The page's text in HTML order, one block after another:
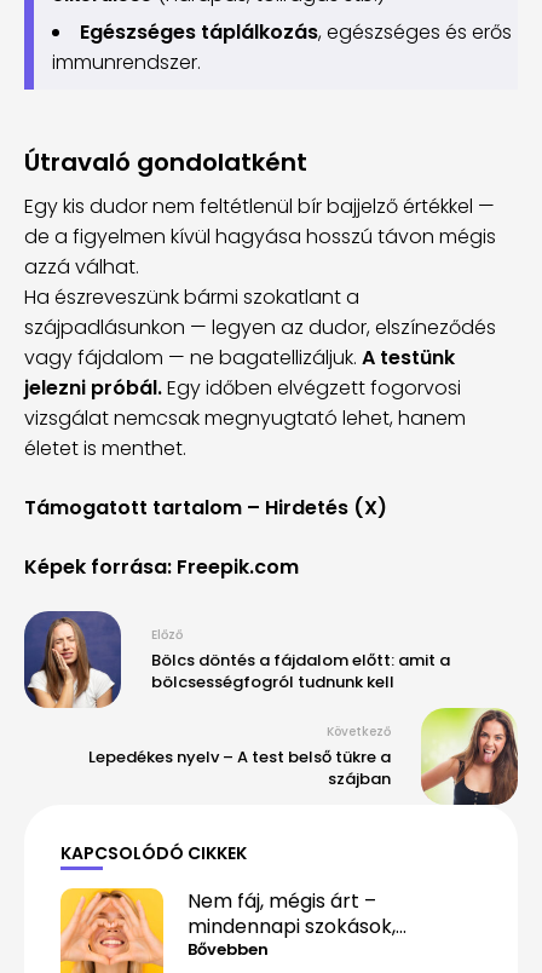
Egészséges táplálkozás, egészséges és erős
immunrendszer.
Útravaló gondolatként
Egy kis dudor nem feltétlenül bír bajjelző értékkel —
de a figyelmen kívül hagyása hosszú távon mégis
azzá válhat.
Ha észreveszünk bármi szokatlant a
szájpadlásunkon — legyen az dudor, elszíneződés
vagy fájdalom — ne bagatellizáljuk. A testünk
jelezni próbál.Egy időben elvégzett fogorvosi
vizsgálat nemcsak megnyugtató lehet, hanem
életet is menthet.
Támogatott tartalom – Hirdetés (X)
Képek forrása: Freepik.com
Előző
Bölcs döntés a fájdalom előtt: amit a
bölcsességfogról tudnunk kell
Következő
Lepedékes nyelv – A test belső tükre a
szájban
KAPCSOLÓDÓ CIKKEK
Nem fáj, mégis árt –
mindennapi szokások,
amelyek alattomosan
Bővebben